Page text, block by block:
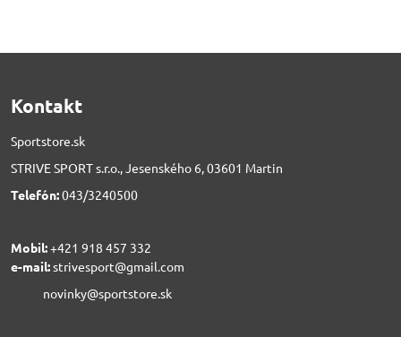
Kontakt
Sportstore.sk
STRIVE SPORT s.r.o., Jesenského 6, 03601 Martin
Telefón:043/3240500
Mobil:+421 918 457 332
e-mail:strivesport@gmail.com
novinky@sportstore.sk